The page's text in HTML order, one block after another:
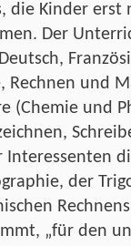
die Kinder erst
Der
Rechnen und
(Chemie und
Interessenten
der
„für den